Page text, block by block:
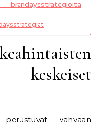
vahvaan